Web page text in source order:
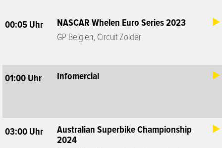
00:05 Uhr
NASCAR Whelen Euro Series 2023
GP Belgien, Circuit Zolder
01:00 Uhr Infomercial
03:00 Uhr
Australian Superbike Championship
2024